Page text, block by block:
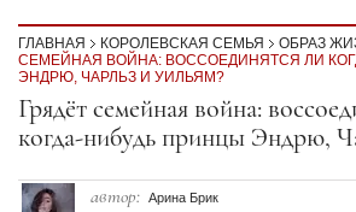
ГЛАВНАЯ КОРОЛЕВСКАЯ СЕМЬЯ ОБРАЗ
СЕМЕЙНАЯ ВОЙНА: ВОССОЕДИНЯТСЯ ЛИ
ЭНДРЮ, ЧАРЛЬЗ И УИЛЬЯМ?
Секция статей
Грядёт семейная война:
когда-нибудь принцы Эндрю,
автор: Арина Брик